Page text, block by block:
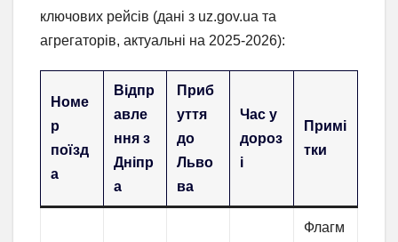
ключових рейсів (дані з uz.gov.ua та
агрегаторів, актуальні на 2025-2026):
Номе
р
поїзд
а
Відпр
авле
ння з
Дніпр
а
Приб
уття
до
Льво
ва
Час у
дороз
і
Примі
тки
Флагм